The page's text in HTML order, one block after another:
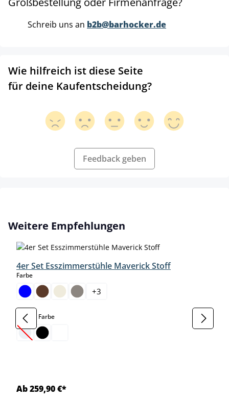
Schreib uns an b2b@barhocker.de
Wie hilfreich ist diese Seite
für deine Kaufentscheidung?
Feedback geben
Produktgalerie überspringen
Weitere Empfehlungen
4er Set Esszimmerstühle Maverick Stoff
Farbeauswählen
+3
Gestell Farbeauswählen
(Diese Option ist zurzeit nicht verfügbar.)
Ab 259,90 €*